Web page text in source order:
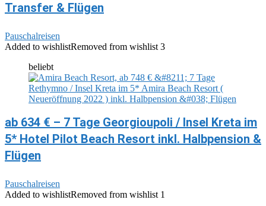
Transfer & Flügen
Pauschalreisen
Added to wishlistRemoved from wishlist 3
beliebt
ab 634 € – 7 Tage Georgioupoli / Insel Kreta im
5* Hotel Pilot Beach Resort inkl. Halbpension &
Flügen
Pauschalreisen
Added to wishlistRemoved from wishlist 1